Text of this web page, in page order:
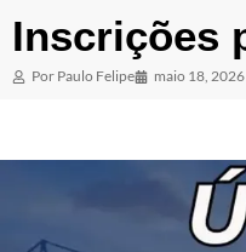
Inscrições
Por Paulo Felipe maio 18, 2026